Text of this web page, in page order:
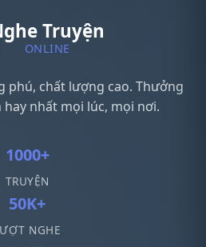
Truyện
ONLINE
phú, chất lượng cao. Thưởng
nhất mọi lúc, mọi nơi.
1000+
TRUYỆN
50K+
NGHE